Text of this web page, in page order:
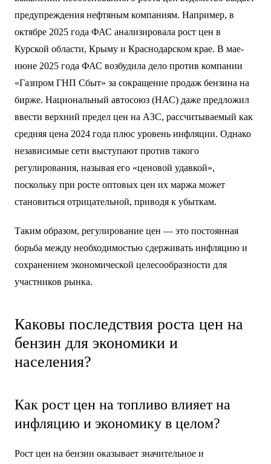
предупреждения нефтяным компаниям. Например, в
октябре 2025 года ФАС анализировала рост цен в
Курской области, Крыму и Краснодарском крае. В мае-
июне 2025 года ФАС возбудила дело против компании
«Газпром ГНП Сбыт» за сокращение продаж бензина на
бирже. Национальный автосоюз (НАС) даже предложил
ввести верхний предел цен на АЗС, рассчитываемый как
средняя цена 2024 года плюс уровень инфляции. Однако
независимые сети выступают против такого
регулирования, называя его «ценовой удавкой»,
поскольку при росте оптовых цен их маржа может
становиться отрицательной, приводя к убыткам.
Таким образом, регулирование цен — это постоянная
борьба между необходимостью сдерживать инфляцию и
сохранением экономической целесообразности для
участников рынка.
Каковы последствия роста цен на
бензин для экономики и
населения?
Как рост цен на топливо влияет на
инфляцию и экономику в целом?
Рост цен на бензин оказывает значительное и